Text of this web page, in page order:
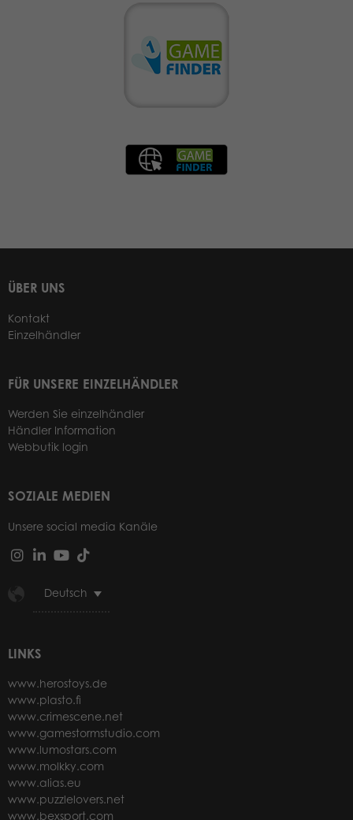
ÜBER UNS
Kontakt
Einzelhändler
FÜR UNSERE EINZELHÄNDLER
Werden Sie einzelhändler
Händler Information
Webbutik login
SOZIALE MEDIEN
Unsere social media Kanäle
Deutsch
LINKS
www.herostoys.de
www.plasto.fi
www.crimescene.net
www.gamestormstudio.com
www.lumostars.com
www.molkky.com
www.alias.eu
www.puzzlelovers.net
www.bexsport.com